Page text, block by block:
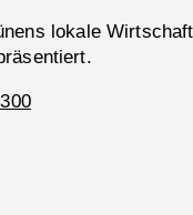
lokale